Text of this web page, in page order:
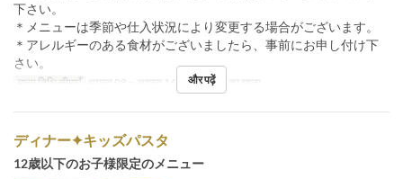
下さい。
＊メニューは季節や仕入状況により変更する場合がございます。
＊アレルギーのある食材がございましたら、事前にお申し付け下
さい。
मान्य तिथि सीमाएँ अगस्त 08 ~ अगस्त 16 भोजन रात का खाना
और पढ़ें
ディナー✦キッズパスタ
12歳以下のお子様限定のメニュー